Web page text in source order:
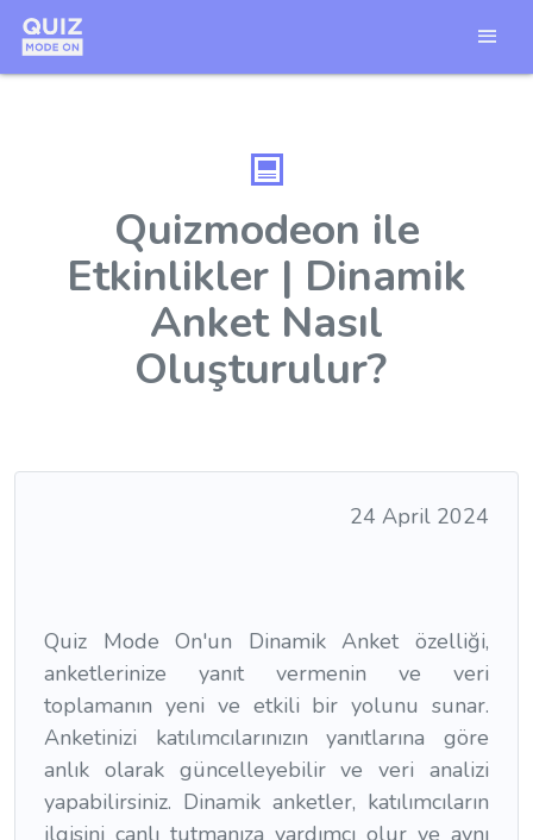
Quizmodeon ile
Etkinlikler | Dinamik
Anket Nasıl
Oluşturulur?
24 April 2024
Quiz Mode On'un Dinamik Anket özelliği,
anketlerinize yanıt vermenin ve veri
toplamanın yeni ve etkili bir yolunu sunar.
Anketinizi katılımcılarınızın yanıtlarına göre
anlık olarak güncelleyebilir ve veri analizi
yapabilirsiniz. Dinamik anketler, katılımcıların
ilgisini canlı tutmanıza yardımcı olur ve aynı